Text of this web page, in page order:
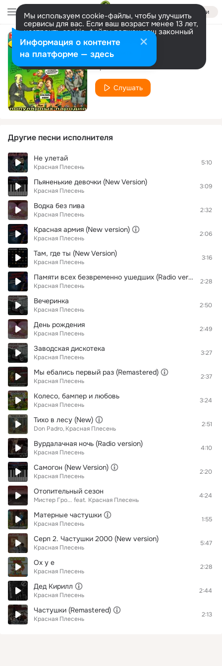
Войти
Мы используем cookie-файлы, чтобы улучшить
сервисы для вас. Если ваш возраст менее 13 лет,
настроить cookie-файлы должен ваш законный
представитель. Больше информации
Разрешить все Настроить
Банан
Красная Плесень
Слушать
Другие песни исполнителя
Не улетай
Красная Плесень
5:10
Пьяненькие девочки (New Version)
Красная Плесень
3:09
Водка без пива
Красная Плесень
2:32
Красная армия (New version)
Красная Плесень
2:06
Там, где ты (New Version)
Красная Плесень
3:16
Памяти всех безвременно ушедших (Radio version)
Красная Плесень
2:28
Вечеринка
Красная Плесень
2:50
День рождения
Красная Плесень
2:49
Заводская дискотека
Красная Плесень
3:27
Мы ебались первый раз (Remastered)
Красная Плесень
2:37
Колесо, бампер и любовь
Красная Плесень
3:24
Тихо в лесу (New)
Don Padro Красная Плесень
2:51
Вурдалачная ночь (Radio version)
Красная Плесень
4:10
Самогон (New Version)
Красная Плесень
2:20
Отопительный сезон
Мистер Гро... feat. Красная Плесень
4:24
Матерные частушки
Красная Плесень
1:55
Серп 2. Частушки 2000 (New version)
Красная Плесень
5:47
Ох у е
Красная Плесень
2:28
Дед Кирилл
Красная Плесень
2:44
Частушки (Remastered)
Красная Плесень
2:13
Информация о контенте
на платформе — здесь